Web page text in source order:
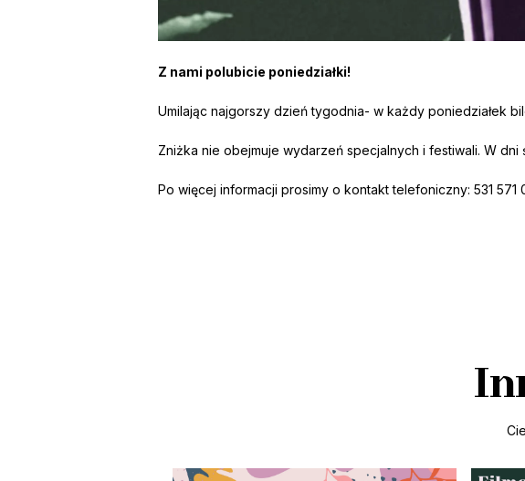
Z nami polubicie poniedziałki!
Umilając najgorszy dzień tygodnia- w każdy poniedziałek
Zniżka nie obejmuje wydarzeń specjalnych i festiwali. W
Po więcej informacji prosimy o kontakt telefoniczny: 531